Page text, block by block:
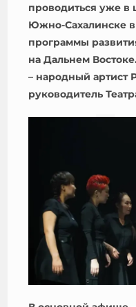
проводиться уже в
Южно-Сахалинске
программы
на Дальнем
– народный артист
руководитель